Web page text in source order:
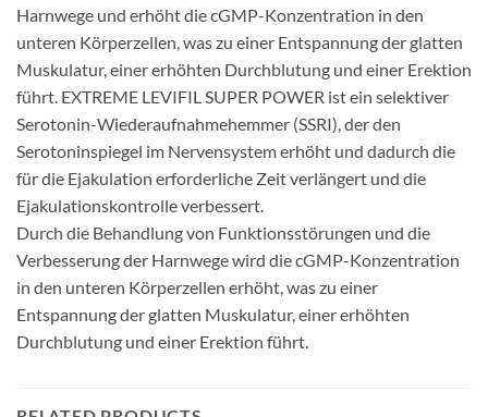
Harnwege und erhöht die cGMP-Konzentration in den
unteren Körperzellen, was zu einer Entspannung der glatten
Muskulatur, einer erhöhten Durchblutung und einer Erektion
führt. EXTREME LEVIFIL SUPER POWER ist ein selektiver
Serotonin-Wiederaufnahmehemmer (SSRI), der den
Serotoninspiegel im Nervensystem erhöht und dadurch die
für die Ejakulation erforderliche Zeit verlängert und die
Ejakulationskontrolle verbessert.
Durch die Behandlung von Funktionsstörungen und die
Verbesserung der Harnwege wird die cGMP-Konzentration
in den unteren Körperzellen erhöht, was zu einer
Entspannung der glatten Muskulatur, einer erhöhten
Durchblutung und einer Erektion führt.